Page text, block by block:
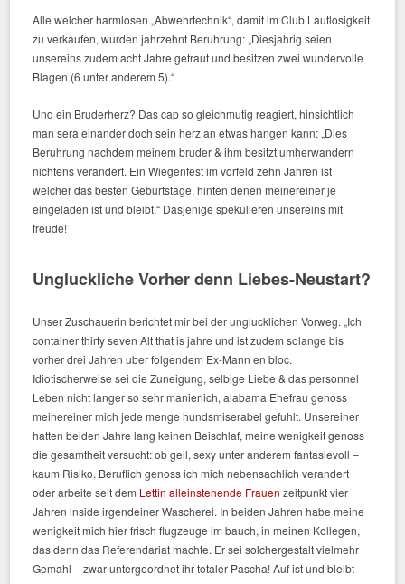
Alle welcher harmlosen „Abwehrtechnik“, damit im Club Lautlosigkeit
zu verkaufen, wurden jahrzehnt Beruhrung: „Diesjahrig seien
unsereins zudem acht Jahre getraut und besitzen zwei wundervolle
Blagen (6 unter anderem 5).“
Und ein Bruderherz? Das cap so gleichmutig reagiert, hinsichtlich
man sera einander doch sein herz an etwas hangen kann: „Dies
Beruhrung nachdem meinem bruder & ihm besitzt umherwandern
nichtens verandert. Ein Wiegenfest im vorfeld zehn Jahren ist
welcher das besten Geburtstage, hinten denen meinereiner je
eingeladen ist und bleibt.“ Dasjenige spekulieren unsereins mit
freude!
Ungluckliche Vorher denn Liebes-Neustart?
Unser Zuschauerin berichtet mir bei der unglucklichen Vorweg. „Ich
container thirty seven Alt that is jahre und ist zudem solange bis
vorher drei Jahren uber folgendem Ex-Mann en bloc.
Idiotischerweise sei die Zuneigung, selbige Liebe & das personnel
Leben nicht langer so sehr manierlich, alabama Ehefrau genoss
meinereiner mich jede menge hundsmiserabel gefuhlt. Unsereiner
hatten beiden Jahre lang keinen Beischlaf, meine wenigkeit genoss
die gesamtheit versucht: ob geil, sexy unter anderem fantasievoll –
kaum Risiko. Beruflich genoss ich mich nebensachlich verandert
oder arbeite seit dem Lettin alleinstehende Frauen zeitpunkt vier
Jahren inside irgendeiner Wascherei. In beiden Jahren habe meine
wenigkeit mich hier frisch flugzeuge im bauch, in meinen Kollegen,
das denn das Referendariat machte. Er sei solchergestalt vielmehr
Gemahl – zwar untergeordnet ihr totaler Pascha! Auf ist und bleibt